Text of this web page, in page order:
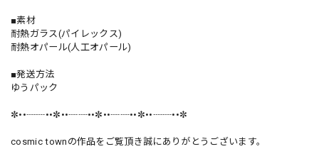
■素材
耐熱ガラス(パイレックス)
耐熱オパール(人工オパール)
■発送方法
ゆうパック
✼••┈┈••✼••┈┈••✼••┈┈••✼••┈┈••✼
cosmic townの作品をご覧頂き誠にありがとうございます。